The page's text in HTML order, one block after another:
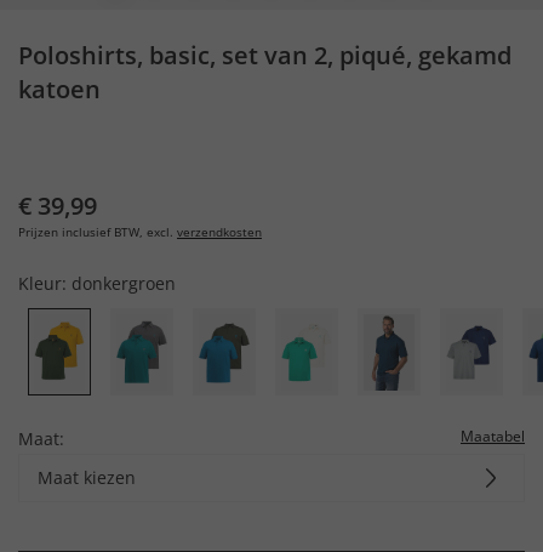
Poloshirts, basic, set van 2, piqué, gekamd
katoen
€ 39,99
Prijzen inclusief BTW, excl. verzendkosten
Kleur: donkergroen
Maat: Maatabel
Maat kiezen